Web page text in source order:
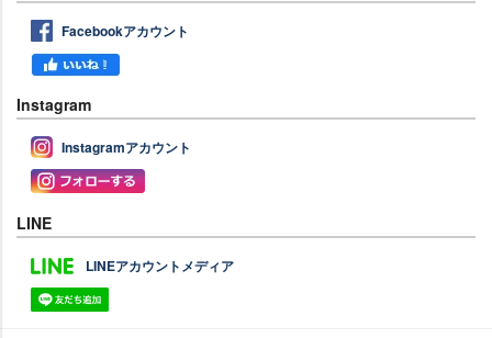
Facebookアカウント
Instagram
Instagramアカウント
LINE
LINEアカウントメディア